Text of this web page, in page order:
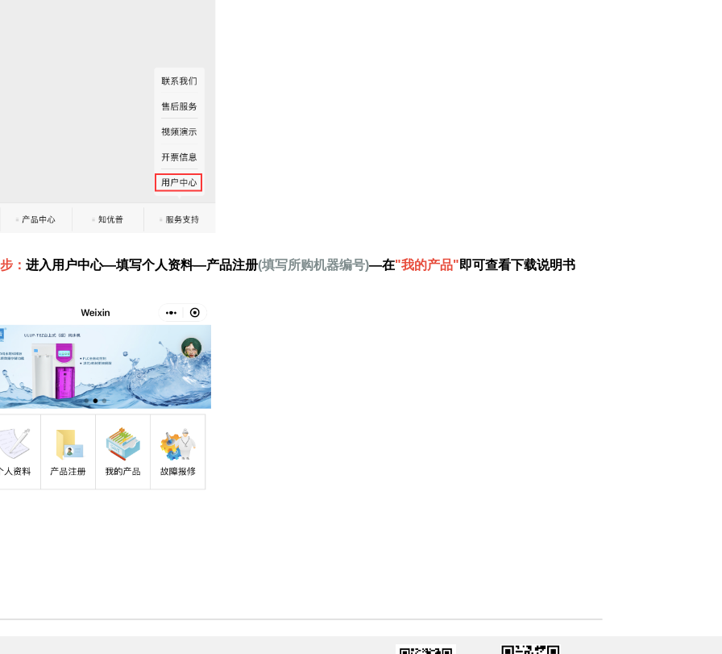
： 进入用户中心—填写个人资料—产品注册(填写所购机器编号)—在"我的产品"即可查看下载说明书